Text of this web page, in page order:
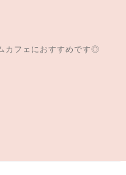
カフェにおすすめです◎